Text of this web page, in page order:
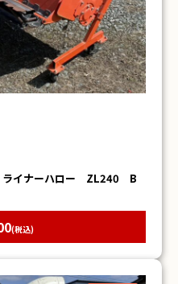
ライナーハロー ZL240 B
(税込)